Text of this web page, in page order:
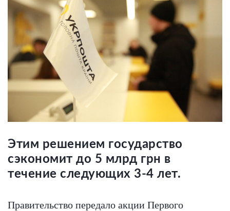
Этим решением государство
сэкономит до 5 млрд грн в
течение следующих 3-4 лет.
Правительство передало акции Первого